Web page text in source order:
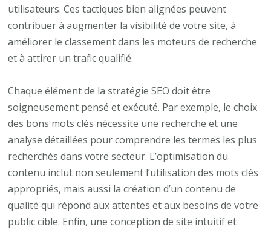
utilisateurs. Ces tactiques bien alignées peuvent
contribuer à augmenter la visibilité de votre site, à
améliorer le classement dans les moteurs de recherche
et à attirer un trafic qualifié.
Chaque élément de la stratégie SEO doit être
soigneusement pensé et exécuté. Par exemple, le choix
des bons mots clés nécessite une recherche et une
analyse détaillées pour comprendre les termes les plus
recherchés dans votre secteur. L’optimisation du
contenu inclut non seulement l’utilisation des mots clés
appropriés, mais aussi la création d’un contenu de
qualité qui répond aux attentes et aux besoins de votre
public cible. Enfin, une conception de site intuitif et